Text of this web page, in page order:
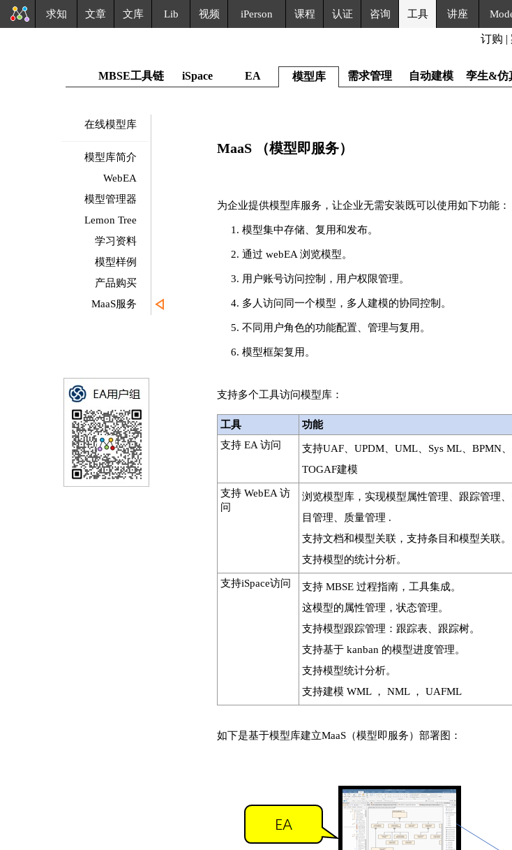
求知 文章 文库 Lib 视频 iPerson 课程 认证 咨询 工具 讲座
订购 |
MBSE工具链 iSpace EA 模型库 需求管理 自动建模 孪生&仿
在线模型库
模型库简介
WebEA
模型管理器
Lemon Tree
学习资料
模型样例
产品购买
MaaS服务
MaaS （模型即服务）
为企业提供模型库服务，让企业无需安装既可以使用如下功能：
1. 模型集中存储、复用和发布。
2. 通过 webEA 浏览模型。
3. 用户账号访问控制，用户权限管理。
4. 多人访问同一个模型，多人建模的协同控制。
5. 不同用户角色的功能配置、管理与复用。
6. 模型框架复用。
支持多个工具访问模型库：
工具
功能
支持 EA 访问
支持UAF、UPDM、UML、Sys ML、BPMN、
TOGAF建模
支持 WebEA 访
问
浏览模型库，实现模型属性管理、跟踪管理
目管理、质量管理 .
支持文档和模型关联，支持条目和模型关联。
支持模型的统计分析。
支持iSpace访问
支持 MBSE 过程指南，工具集成。
这模型的属性管理，状态管理。
支持模型跟踪管理：跟踪表、跟踪树。
支持基于 kanban 的模型进度管理。
支持模型统计分析。
支持建模 WML ， NML ， UAFML
如下是基于模型库建立MaaS（模型即服务）部署图：